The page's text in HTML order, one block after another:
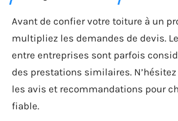
Avant de confier votre toiture à un
multipliez les demandes de devis.
entre entreprises sont parfois
des prestations similaires.
les avis et recommandations pour
fiable.